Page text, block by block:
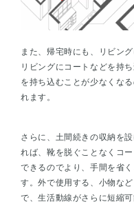
また、帰宅時にも、リビン
リビングにコートなどを持
を持ち込むことが少なくな
れます。
さらに、土間続きの収納を
れば、靴を脱ぐことなくコ
できるのでより、手間を省
す。外で使用する、小物な
で、生活動線がさらに短縮可